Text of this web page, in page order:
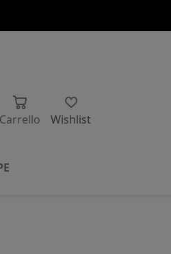
Carrello Wishlist